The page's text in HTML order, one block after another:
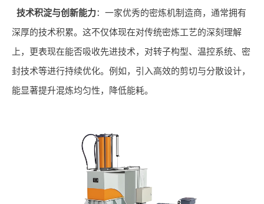
技术积淀与创新能力：一家优秀的密炼机制造商，通常拥有
深厚的技术积累。这不仅体现在对传统密炼工艺的深刻理解
上，更表现在能否吸收先进技术，对转子构型、温控系统、密
封技术等进行持续优化。例如，引入高效的剪切与分散设计，
能显著提升混炼均匀性，降低能耗。